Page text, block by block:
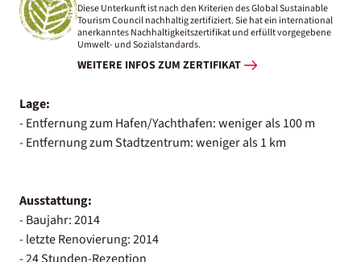
Diese Unterkunft ist nach den Kriterien des Global Sustainable
Tourism Council nachhaltig zertifiziert. Sie hat ein international
anerkanntes Nachhaltigkeitszertifikat und erfüllt vorgegebene
Umwelt- und Sozialstandards.
WEITERE INFOS ZUM ZERTIFIKAT
Lage:
- Entfernung zum Hafen/Yachthafen: weniger als 100 m
- Entfernung zum Stadtzentrum: weniger als 1 km
Ausstattung:
- Baujahr: 2014
- letzte Renovierung: 2014